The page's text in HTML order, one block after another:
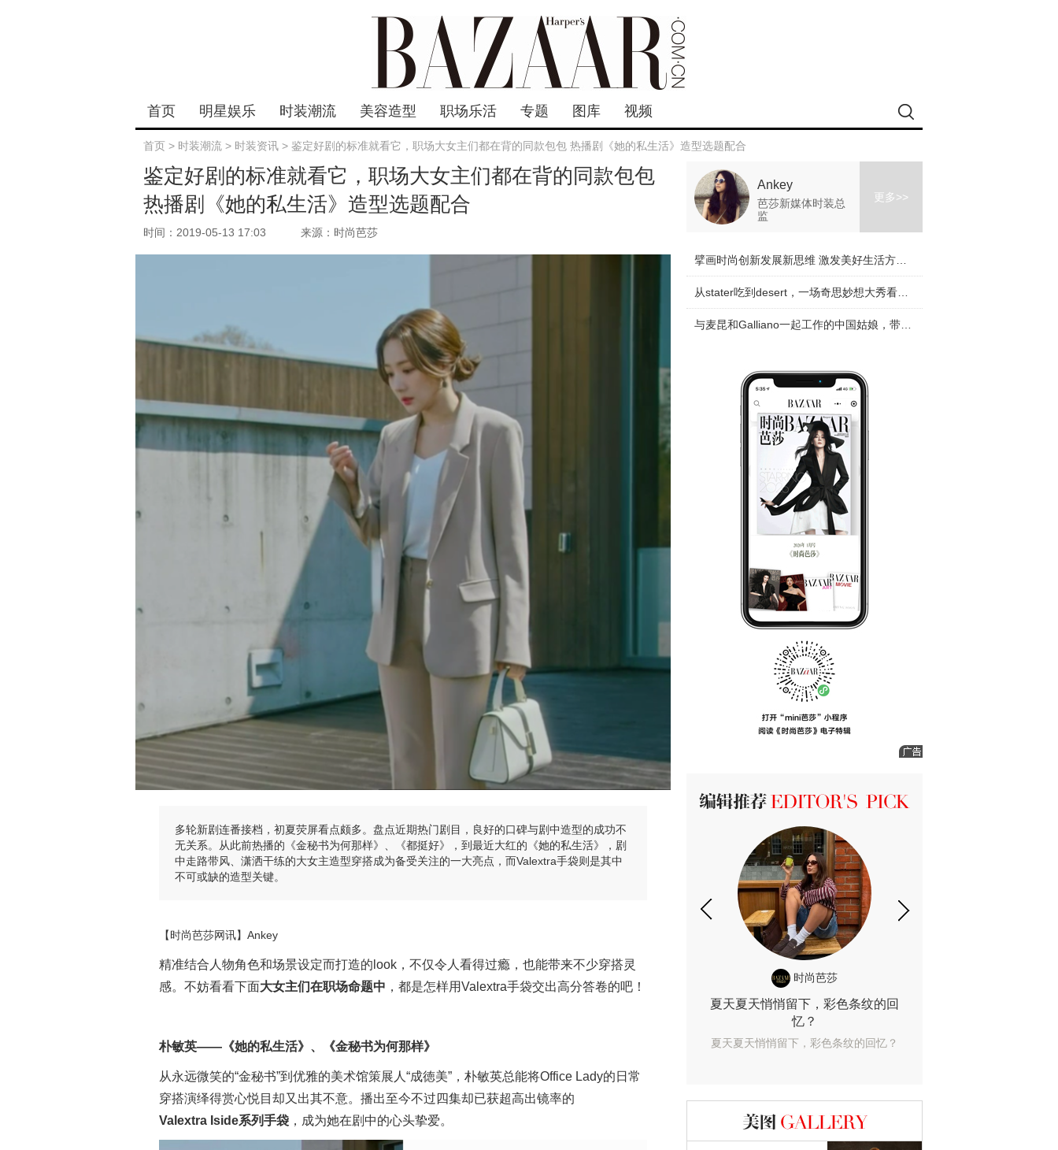
首页 明星娱乐 时装潮流 美容造型 职场乐活 专题 图库 视频
首页 > 时装潮流 > 时装资讯 > 鉴定好剧的标准就看它，职场大女主们都在背的同款包包 热播剧《她的私生活》造型选题配合
鉴定好剧的标准就看它，职场大女主们都在背的同款包包
热播剧《她的私生活》造型选题配合
时间：2019-05-13 17:03 来源：时尚芭莎
多轮新剧连番接档，初夏荧屏看点颇多。盘点近期热门剧目，良好的口碑与剧中造型的成功不
无关系。从此前热播的《金秘书为何那样》、《都挺好》，到最近大红的《她的私生活》，剧
中走路带风、潇洒干练的大女主造型穿搭成为备受关注的一大亮点，而Valextra手袋则是其中
不可或缺的造型关键。
【时尚芭莎网讯】Ankey
精准结合人物角色和场景设定而打造的look，不仅令人看得过瘾，也能带来不少穿搭灵
感。不妨看看下面大女主们在职场命题中 ，都是怎样用Valextra手袋交出高分答卷的吧！
朴敏英——《她的私生活》、《金秘书为何那样》
从永远微笑的“金秘书”到优雅的美术馆策展人“成徳美”，朴敏英总能将Office Lady的日常
穿搭演绎得赏心悦目却又出其不意。播出至今不过四集却已获超高出镜率的
Valextra Iside系列手袋 ，成为她在剧中的心头挚爱。
Ankey
芭莎新媒体时装总
监
更多>>
时尚芭莎
夏天夏天悄悄留下，彩色条纹的回
忆？
夏天夏天悄悄留下，彩色条纹的回忆？
图库